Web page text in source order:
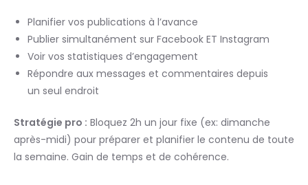
Planifier vos publications à l’avance
Publier simultanément sur Facebook ET Instagram
Voir vos statistiques d’engagement
Répondre aux messages et commentaires depuis
un seul endroit
Stratégie pro : Bloquez 2h un jour fixe (ex: dimanche
après-midi) pour préparer et planifier le contenu de toute
la semaine. Gain de temps et de cohérence.